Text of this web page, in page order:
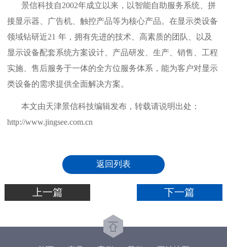
景信科技自2002年成立以来，以智能自助服务系统、拼
接显示器、广告机、触控产品等为核心产品。在显示类设备
领域钻研近21 年，拥有先进的技术、高素质的团队、以及
显示设备配套系统方案设计、产品研发、生产、销售、工程
实施、售后服务于一体的全方位服务体系，能为客户对显示
类设备的需求提供全面解决方案。
本文由天津景信科技编辑发布，转载请说明出处：
http://www.jingsee.com.cn
返回列表
上一篇 下一篇